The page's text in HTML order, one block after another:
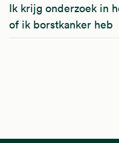
Ik krijg onderzoek in
of ik borstkanker heb